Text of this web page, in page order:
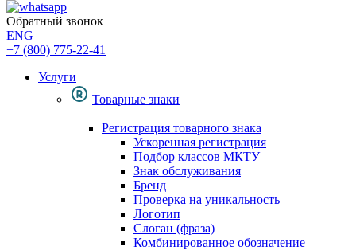
Обратный звонок
ENG
+7 (800) 775-22-41
Услуги
Товарные знаки
Регистрация товарного знака
Ускоренная регистрация
Подбор классов МКТУ
Знак обслуживания
Бренд
Проверка на уникальность
Логотип
Слоган (фраза)
Комбинированное обозначение